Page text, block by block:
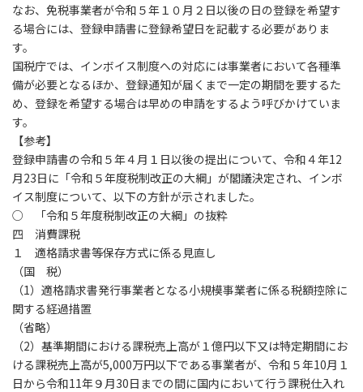
なお、免税事業者が令和５年１０月２日以後の日の登録を希望す
る場合には、登録申請書に登録希望日を記載する必要がありま
す。
国税庁では、インボイス制度への対応には事業者において各種準
備が必要となるほか、登録通知が届くまで一定の期間を要するた
め、登録を希望する場合は早めの申請をするよう呼びかけていま
す。
【参考】
登録申請書の令和５年４月１日以後の提出について、令和４年12
月23日に「令和５年度税制改正の大綱」が閣議決定され、インボ
イス制度について、以下の方針が示されました。
○ 「令和５年度税制改正の大綱」の抜粋
四 消費課税
１ 適格請求書等保存方式に係る見直し
（国 税）
（1）適格請求書発行事業者となる小規模事業者に係る税額控除に
関する経過措置
（省略）
（2）基準期間における課税売上高が１億円以下又は特定期間にお
ける課税売上高が5,000万円以下である事業者が、令和５年10月１
日から令和11年９月30日までの間に国内において行う課税仕入れ